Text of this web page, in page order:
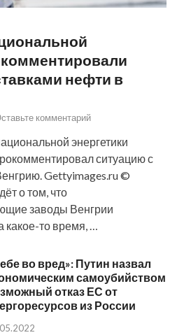
нефти в
комментарий
энергетики
ситуацию с
Gettyimages.ru ©
о том, что
заводы Венгрии
какое-то время, …
во вред»: Путин назвал
самоубийством
отказ ЕС от
из России